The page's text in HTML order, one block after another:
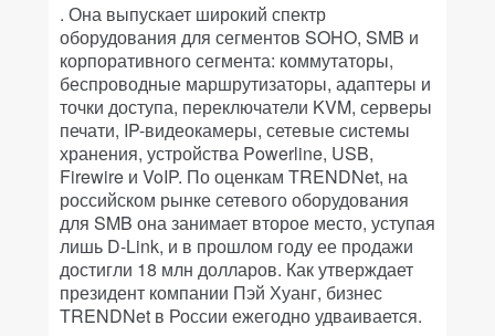
. Она выпускает широкий спектр
оборудования для сегментов SOHO, SMB и
корпоративного сегмента: коммутаторы,
беспроводные маршрутизаторы, адаптеры и
точки доступа, переключатели KVM, серверы
печати, IP-видеокамеры, сетевые системы
хранения, устройства Powerline, USB,
Firewire и VoIP. По оценкам TRENDNet, на
российском рынке сетевого оборудования
для SMB она занимает второе место, уступая
лишь D-Link, и в прошлом году ее продажи
достигли 18 млн долларов. Как утверждает
президент компании Пэй Хуанг, бизнес
TRENDNet в России ежегодно удваивается.